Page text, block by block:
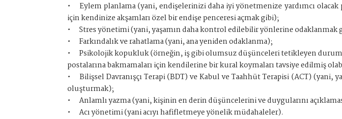
•
Eylem planlama (yani, endişelerinizi daha iyi yönetmenize yardımcı
için kendinize akşamları özel bir endişe penceresi açmak gibi);
•
Stres yönetimi (yani, yaşamın daha kontrol edilebilir yönlerine odaklanmak
•
Farkındalık ve rahatlama (yani, ana yeniden odaklanma);
•
Psikolojik kopukluk (örneğin, iş gibi olumsuz düşünceleri tetikleyen
postalarına bakmamaları için kendilerine bir kural koymaları tavsiye edilmiş
•
Bilişsel Davranışçı Terapi (BDT) ve Kabul ve Taahhüt Terapisi (ACT)
oluşturmak);
•
Anlamlı yazma (yani, kişinin en derin düşüncelerini ve duygularını
•
Acı yönetimi (yani acıyı hafifletmeye yönelik müdahaleler).